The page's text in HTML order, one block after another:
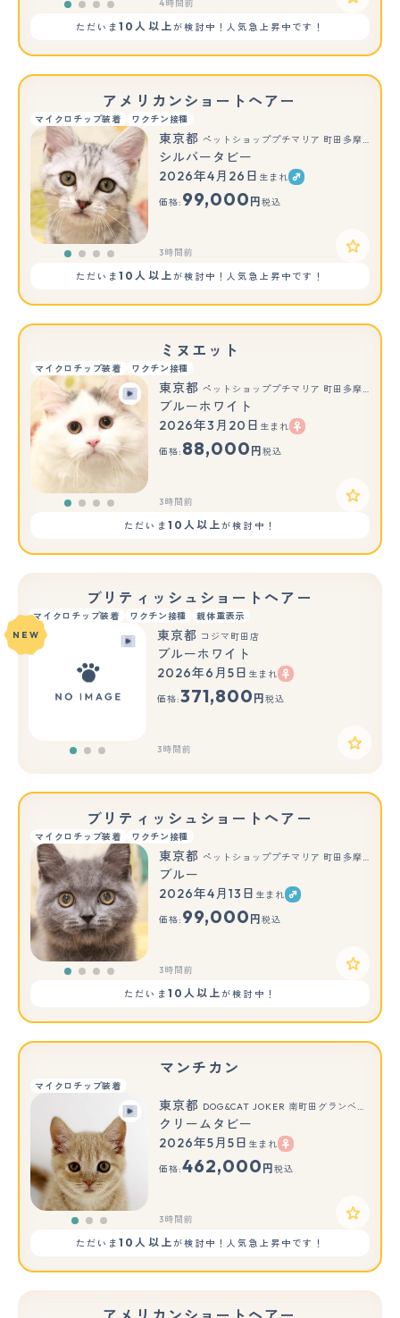
4時間前
ただいま10人以上が検討中！人気急上昇中です！
アメリカンショートヘアー
マイクロチップ装着 ワクチン接種
東京都 ペットショッププチマリア 町田多摩境店
シルバータビー
2026年4月26日 生まれ
価格: 99,000 円 税込
3時間前
ただいま10人以上が検討中！人気急上昇中です！
ミヌエット
マイクロチップ装着 ワクチン接種
東京都 ペットショッププチマリア 町田多摩境店
ブルーホワイト
2026年3月20日 生まれ
価格: 88,000 円 税込
3時間前
ただいま 10人以上が検討中！
ブリティッシュショートヘアー
マイクロチップ装着 ワクチン接種 親体重表示
もっと見る
NEW 東京都 コジマ町田店
ブルーホワイト
2026年6月5日 生まれ
価格:371,800 円 税込
3時間前
ブリティッシュショートヘアー
マイクロチップ装着 ワクチン接種
東京都 ペットショッププチマリア 町田多摩境店
ブルー
2026年4月13日 生まれ
価格: 99,000 円 税込
3時間前
ただいま 10人以上が検討中！
マンチカン
マイクロチップ装着
もっと見る
東京都 DOG&CAT JOKER 南町田グランベリーパーク店
クリームタビー
2026年5月5日 生まれ
価格:462,000 円 税込
3時間前
ただいま10人以上が検討中！人気急上昇中です！